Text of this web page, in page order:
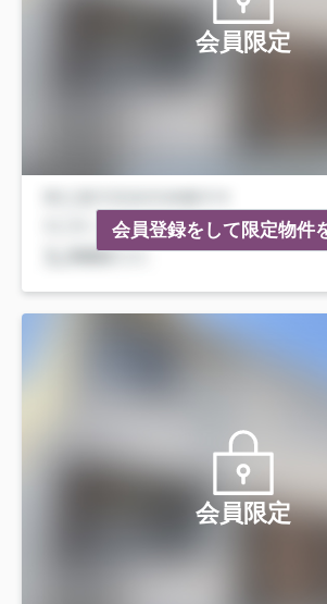
会員限定
会員登録をして限定物件
会員限定